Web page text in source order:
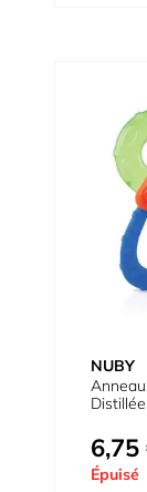
NUBY
6,75
Épuisé